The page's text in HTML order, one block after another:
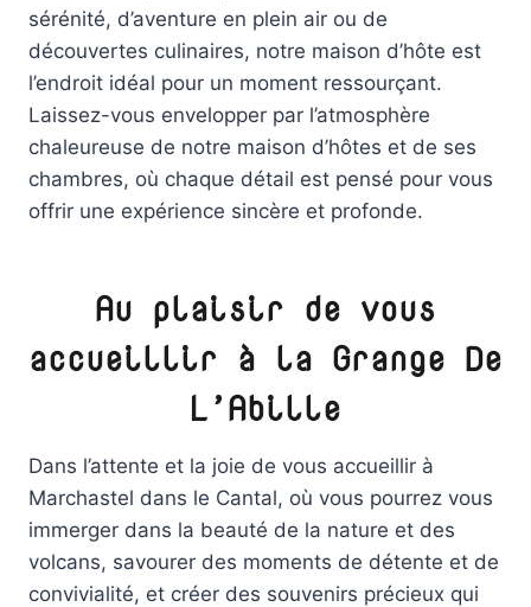
sérénité, d’aventure en plein air ou de
découvertes culinaires, notre maison d’hôte est
l’endroit idéal pour un moment ressourçant.
Laissez-vous envelopper par l’atmosphère
chaleureuse de notre maison d’hôtes et de ses
chambres, où chaque détail est pensé pour vous
offrir une expérience sincère et profonde.
Au plaisir de vous
accueillir à la Grange De
L’Abille
Dans l’attente et la joie de vous accueillir à
Marchastel dans le Cantal, où vous pourrez vous
immerger dans la beauté de la nature et des
volcans, savourer des moments de détente et de
convivialité, et créer des souvenirs précieux qui